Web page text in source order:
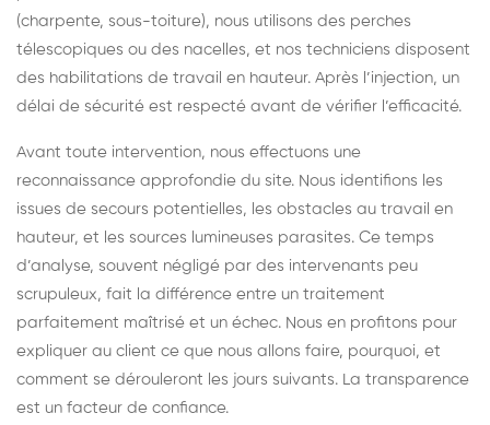
(charpente, sous-toiture), nous utilisons des perches
télescopiques ou des nacelles, et nos techniciens disposent
des habilitations de travail en hauteur. Après l’injection, un
délai de sécurité est respecté avant de vérifier l’efficacité.
Avant toute intervention, nous effectuons une
reconnaissance approfondie du site. Nous identifions les
issues de secours potentielles, les obstacles au travail en
hauteur, et les sources lumineuses parasites. Ce temps
d’analyse, souvent négligé par des intervenants peu
scrupuleux, fait la différence entre un traitement
parfaitement maîtrisé et un échec. Nous en profitons pour
expliquer au client ce que nous allons faire, pourquoi, et
comment se dérouleront les jours suivants. La transparence
est un facteur de confiance.